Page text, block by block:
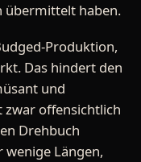
übermittelt haben.
Produktion,
Das hindert den
und
zwar offensichtlich
Drehbuch
Längen,